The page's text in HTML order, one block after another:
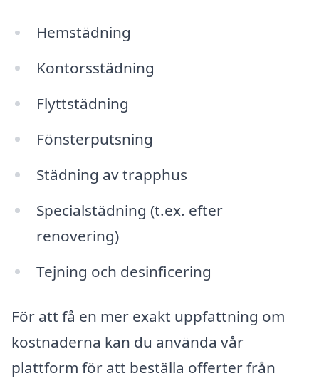
Hemstädning
Kontorsstädning
Flyttstädning
Fönsterputsning
Städning av trapphus
Specialstädning (t.ex. efter
renovering)
Tejning och desinficering
För att få en mer exakt uppfattning om
kostnaderna kan du använda vår
plattform för att beställa offerter från